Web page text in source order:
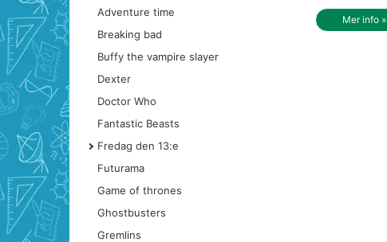
Adventure time
Breaking bad
Buffy the vampire slayer
Dexter
Doctor Who
Fantastic Beasts
Fredag den 13:e
Futurama
Game of thrones
Ghostbusters
Gremlins
Mer info »